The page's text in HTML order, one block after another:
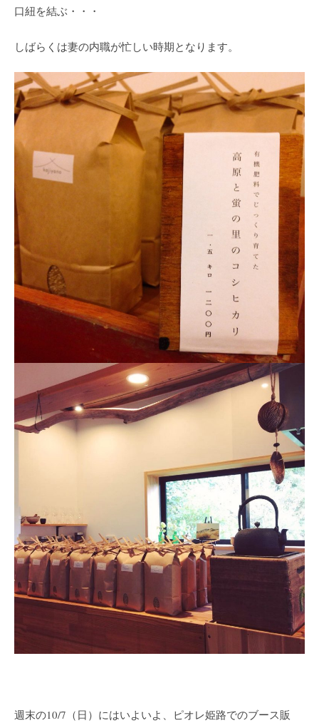
口紐を結ぶ・・・
しばらくは妻の内職が忙しい時期となります。
週末の10/7（日）にはいよいよ、ピオレ姫路でのブース販